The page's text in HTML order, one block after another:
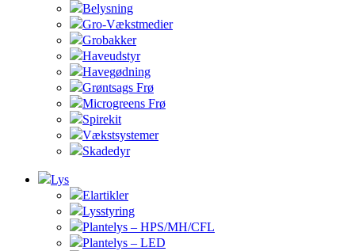
Belysning
Gro-Vækstmedier
Grobakker
Haveudstyr
Havegødning
Grøntsags Frø
Microgreens Frø
Spirekit
Vækstsystemer
Skadedyr
Lys
Elartikler
Lysstyring
Plantelys – HPS/MH/CFL
Plantelys – LED